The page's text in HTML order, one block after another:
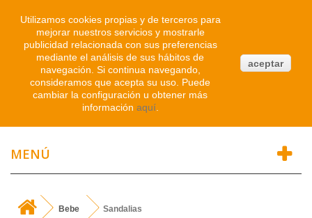
Atendemos WhatsApp
91 214 1542
MENÚ
Bebe Sandalias
Utilizamos cookies propias y de terceros para
mejorar nuestros servicios y mostrarle
publicidad relacionada con sus preferencias
mediante el análisis de sus hábitos de
navegación. Si continua navegando,
consideramos que acepta su uso. Puede
cambiar la configuración u obtener más
información aquí.
aceptar